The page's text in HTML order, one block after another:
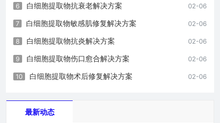
02-06
6 白细胞提取物抗衰老解决方案
02-06
7 白细胞提取物敏感肌修复解决方案
02-06
8 白细胞提取物抗炎解决方案
02-06
9 白细胞提取物伤口愈合解决方案
02-06
10 白细胞提取物术后修复解决方案
最新动态